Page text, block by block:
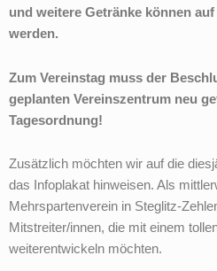
und weitere Getränke können
werden.
Zum Vereinstag muss der
geplanten Vereinszentrum neu
Tagesordnung!
Zusätzlich möchten wir auf die
das Infoplakat hinweisen. Als
Mehrspartenverein in Steglitz-
Mitstreiter/innen, die mit einem
weiterentwickeln möchten.